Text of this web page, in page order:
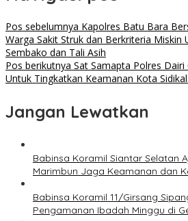
Pos sebelumnya Kapolres Batu Bara
Warga Sakit Struk dan Berkriteria Miskin
Sembako dan Tali Asih
Pos berikutnya Sat Samapta Polres
Untuk Tingkatkan Keamanan Kota
Jangan Lewatkan
Babinsa Koramil Siantar Selatan
Marimbun Jaga Keamanan dan
Babinsa Koramil 11/Girsang
Pengamanan Ibadah Minggu di